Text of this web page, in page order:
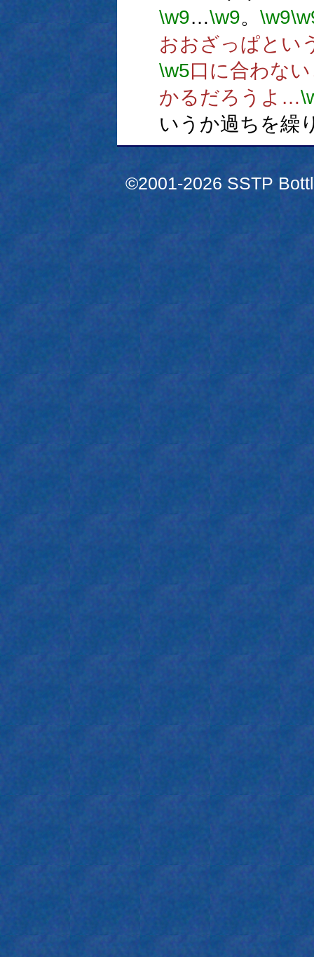
\w9…\w9。 \w9
おおざっぱとい
\w5口に合わな
かるだろうよ…
いうか過ちを繰
©2001-2026 SSTP